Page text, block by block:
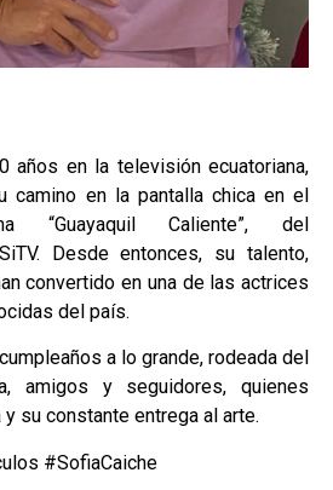
años en la televisión ecuatoriana,
camino en la pantalla chica en el
“Guayaquil Caliente”, del
Desde entonces, su talento,
convertido en una de las actrices
del país.
a lo grande, rodeada del
amigos y seguidores, quienes
su constante entrega al arte.
#SofiaCaiche